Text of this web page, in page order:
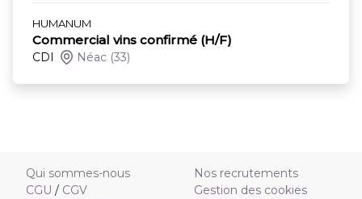
HUMANUM
Commercial vins confirmé (H/F)
CDI Néac (33)
Qui sommes-nous
CGU / CGV
Nos recrutements
Gestion des cookies